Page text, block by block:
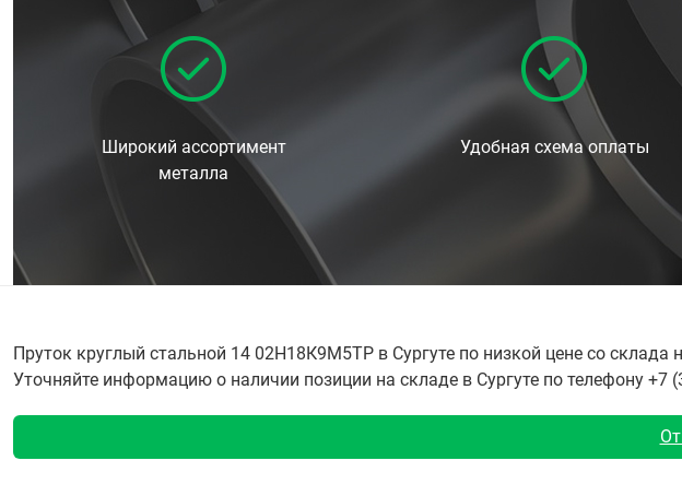
Широкий ассортимент
металла
Удобная схема оплаты
Пруток круглый стальной 14 02Н18К9М5ТР в Сургуте по низкой цене со
Уточняйте информацию о наличии позиции на складе в Сургуте по телефону +7